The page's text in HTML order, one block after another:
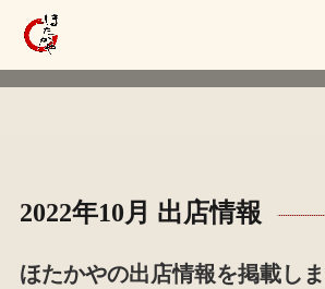
2022年10月 出店情報
ほたかやの出店情報を掲載しま